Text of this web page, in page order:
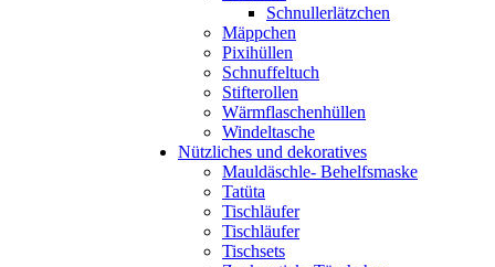
Schnullerlätzchen
Mäppchen
Pixihüllen
Schnuffeltuch
Stifterollen
Wärmflaschenhüllen
Windeltasche
Nützliches und dekoratives
Mauldäschle- Behelfsmaske
Tatüta
Tischläufer
Tischläufer
Tischsets